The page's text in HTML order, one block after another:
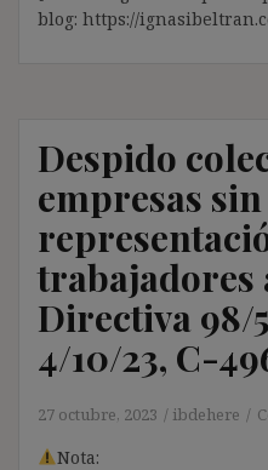
blog: https://
Despido
empresas sin
trabajadores
Directiva 98/
4/10/23, C-
27 octubre, 2023 ibdehere
Nota: